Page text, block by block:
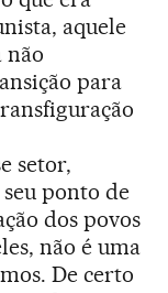
aquele
não
para
setor,
ponto de
dos povos
não é uma
De certo